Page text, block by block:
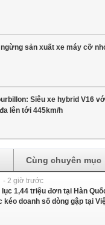
ngừng sản xuất xe máy cỡ
Siêu xe hybrid V16
lên tới 445km/h
Cùng chuyên mục
- 2 giờ trước
lục 1,44 triệu đơn tại Hàn
kéo doanh số dòng gập tại